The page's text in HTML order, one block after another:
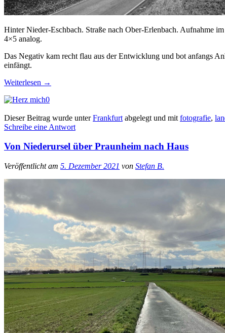
Hinter Nieder-Eschbach. Straße nach Ober-Erlenbach. Aufnahme
4×5 analog.
Das Negativ kam recht flau aus der Entwicklung und bot anfangs
einfängt.
Weiterlesen →
0
Dieser Beitrag wurde unterFrankfurt abgelegt und mit fotografie,
Schreibe eine Antwort
Von Niederursel über Praunheim nach Haus
Veröffentlicht am 5. Dezember 2021 von Stefan B.